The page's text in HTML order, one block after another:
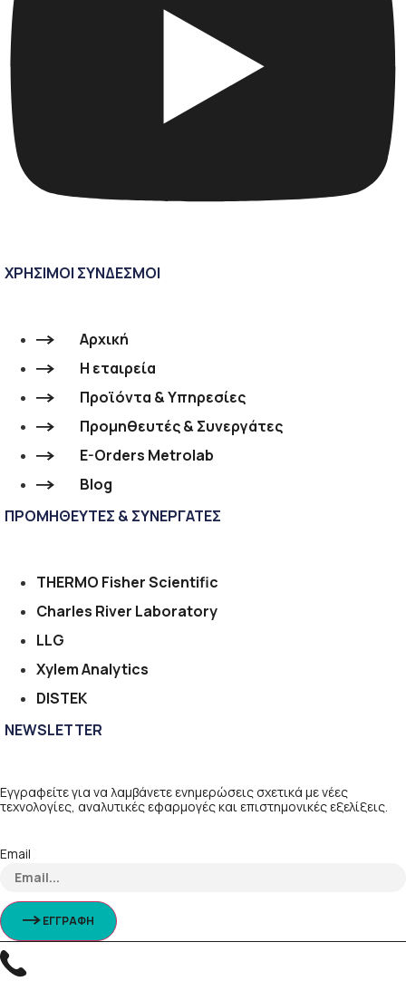
ΧΡΗΣΙΜΟΙ ΣΥΝΔΕΣΜΟΙ
Αρχική
Η εταιρεία
Προϊόντα & Υπηρεσίες
Προμηθευτές & Συνεργάτες
E-Orders Metrolab
Blog
ΠΡΟΜΗΘΕΥΤΕΣ & ΣΥΝΕΡΓΑΤΕΣ
THERMO Fisher Scientific
Charles River Laboratory
LLG
Xylem Analytics
DISTEK
NEWSLETTER
Εγγραφείτε για να λαμβάνετε ενημερώσεις σχετικά με νέες
τεχνολογίες, αναλυτικές εφαρμογές και επιστημονικές εξελίξεις.
Email
ΕΓΓΡΑΦΗ